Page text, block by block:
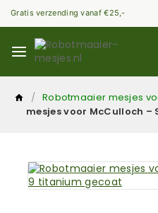
Gratis verzending vanaf €25,-
/ Robotmaaier mesjes
mesjes voor McCulloch